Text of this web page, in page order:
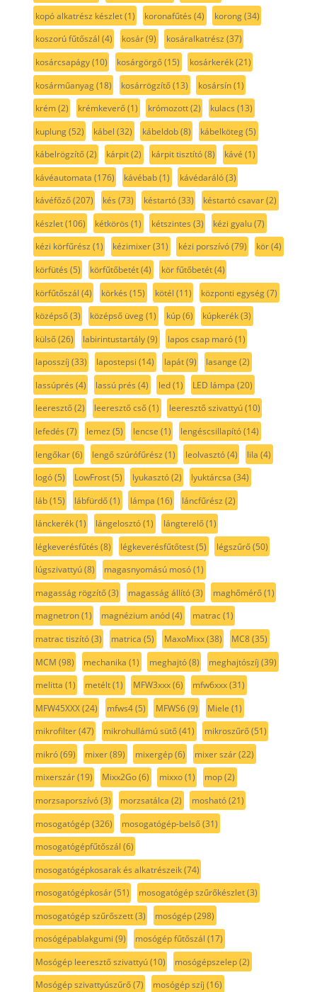
kopó alkatrész készlet(1) koronafűtés (4) korong(34)
koszorú fűtőszál (4) kosár(9) kosáralkatrész (37)
kosárcsapágy(10) kosárgörgő(15) kosárkerék(21)
kosárműanyag(18) kosárrögzítő(13) kosársín(1)
krém(2) krémkeverő(1) krómozott(2) kulacs (13)
kuplung(52) kábel (32) kábeldob(8) kábelköteg(5)
kábelrögzítő(2) kárpit(2) kárpit tisztító(8) kávé (1)
kávéautomata (176) kávébab(1) kávédaráló(3)
kávéfőző(207) kés (73) késtartó(33) késtartó csavar(2)
készlet(106) kétkörös (1) kétszintes (3) kézi gyalu(7)
kézi körfűrész (1) kézimixer(31) kézi porszívó(79) kör(4)
körfütés (5) körfűtőbetét(4) kör fűtőbetét(4)
körfűtőszál (4) körkés (15) kötél (11) központi egység(7)
középső(3) középső üveg(1) kúp(6) kúpkerék(3)
külső(26) labirintustartály(9) lapos csap maró(1)
laposszíj (33) lapostepsi (14) lapát(9) lasange (2)
lassúprés (4) lassú prés (4) led(1) LED lámpa (20)
leeresztő(2) leeresztő cső(1) leeresztő szivattyú(10)
lefedés (7) lemez (5) lencse (1) lengéscsillapító(14)
lengőkar(6) lengő szúrófűrész (1) leolvasztó(4) lila (4)
logó(5) LowFrost(5) lyukasztó(2) lyuktárcsa (34)
láb(15) lábfürdő(1) lámpa (16) láncfűrész (2)
lánckerék(1) lángelosztó(1) lángterelő(1)
légkeverésfűtés (8) légkeverésfűtőtest(5) légszűrő(50)
lúgszivattyú(8) magasnyomású mosó(1)
magasság rögzítő(3) magasság állító(3) maghőmérő(1)
magnetron(1) magnézium anód(4) matrac(1)
matrac tiszító(3) matrica (5) MaxoMixx(38) MC8(35)
MCM (98) mechanika (1) meghajtó(8) meghajtószíj (39)
melitta (1) metélt(1) MFW3xxx(6) mfw6xxx(31)
MFW45XXX(24) mfws4(5) MFWS6(9) Miele (1)
mikrofilter(47) mikrohullámú sütő(41) mikroszűrő(51)
mikró(69) mixer(89) mixergép(6) mixer szár(22)
mixerszár(19) Mixx2Go(6) mixxo(1) mop(2)
morzsaporszívó(3) morzsatálca (2) mosható(21)
mosogatógép(326) mosogatógép-belső(31)
mosogatógépfűtőszál (6)
mosogatógépkosarak és alkatrészeik(74)
mosogatógépkosár(51) mosogatógép szűrőkészlet(3)
mosogatógép szűrőszett(3) mosógép(298)
mosógépablakgumi (9) mosógép fűtőszál (17)
Mosógép leeresztő szivattyú(10) mosógépszelep(2)
Mosógép szivattyúszűrő(7) mosógép szíj (16)